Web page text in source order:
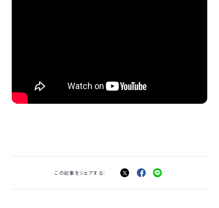
この記事をシェアする：